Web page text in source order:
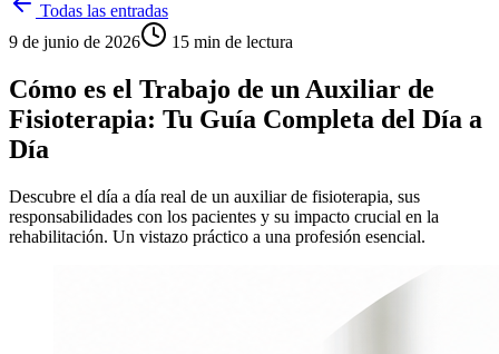
Todas las entradas
9 de junio de 2026
15 min de lectura
Cómo es el Trabajo de un Auxiliar de
Fisioterapia: Tu Guía Completa del Día a
Día
Descubre el día a día real de un auxiliar de fisioterapia, sus
responsabilidades con los pacientes y su impacto crucial en la
rehabilitación. Un vistazo práctico a una profesión esencial.